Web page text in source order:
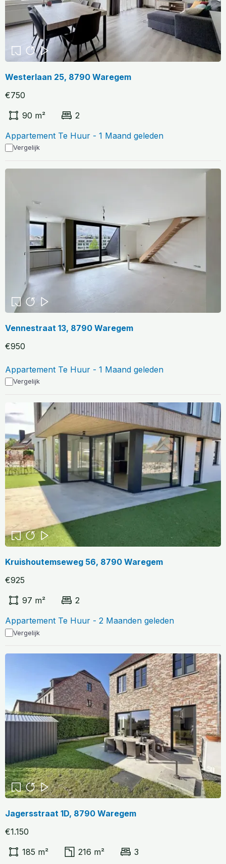
Westerlaan 25, 8790 Waregem
€750
90 m²
2
Appartement Te Huur - 1 Maand geleden
Vergelijk
Vennestraat 13, 8790 Waregem
€950
Appartement Te Huur - 1 Maand geleden
Vergelijk
Kruishoutemseweg 56, 8790 Waregem
€925
97 m²
2
Appartement Te Huur - 2 Maanden geleden
Vergelijk
Jagersstraat 1D, 8790 Waregem
€1.150
185 m²
216 m²
3